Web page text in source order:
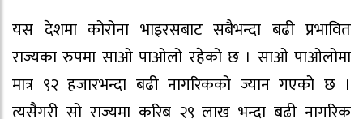
यस देशमा कोरोना भाइरसबाट सबैभन्दा बढी प्रभावित
राज्यका रुपमा साओ पाओलो रहेको छ । साओ पाओलोमा
मात्र ९२ हजारभन्दा बढी नागरिकको ज्यान गएको छ ।
त्यसैगरी सो राज्यमा करिब २९ लाख भन्दा बढी नागरिक